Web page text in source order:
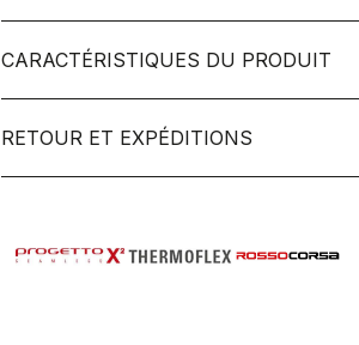
CARACTÉRISTIQUES DU PRODUIT
RETOUR ET EXPÉDITIONS